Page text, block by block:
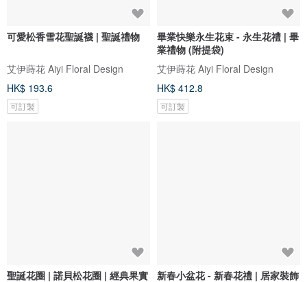
可愛松香雪花聖誕襪 | 聖誕禮物
艾伊蒔花 Aiyi Floral Design
HK$ 193.6
可訂製
畢業快樂永生花束 - 永生花禮 | 畢
業禮物 (附提袋)
艾伊蒔花 Aiyi Floral Design
HK$ 412.8
可訂製
聖誕花圈 | 諾貝松花圈 | 經典果實
新春小盆花 - 新春花禮 | 居家裝飾